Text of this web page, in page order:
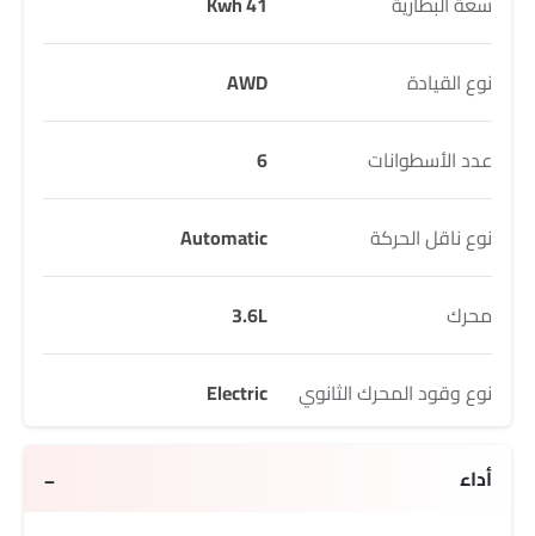
نوع القيادة AWD
عدد الأسطوانات 6
نوع ناقل الحركة Automatic
محرك 3.6L
نوع وقود المحرك الثانوي Electric
أداء